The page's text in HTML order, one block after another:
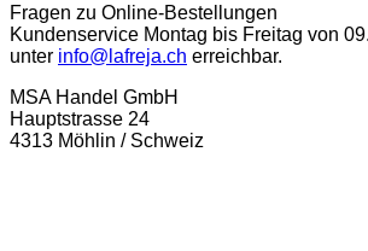
Fragen zu Online-Bestellungen
Kundenservice Montag bis Freitag von
unter info@lafreja.ch erreichbar.
MSA Handel GmbH
Hauptstrasse 24
4313 Möhlin / Schweiz